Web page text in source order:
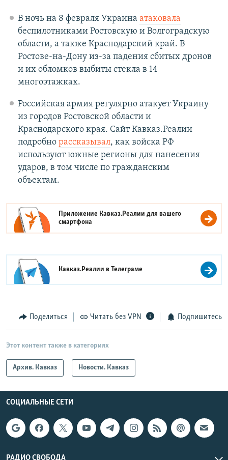
В ночь на 8 февраля Украина атаковала
беспилотниками Ростовскую и Волгоградскую
области, а также Краснодарский край. В
Ростове-на-Дону из-за падения сбитых дронов
и их обломков выбиты стекла в 14
многоэтажках.
Российская армия регулярно атакует Украину
из городов Ростовской области и
Краснодарского края. Сайт Кавказ.Реалии
подробно рассказывал, как войска РФ
используют южные регионы для нанесения
ударов, в том числе по гражданским
объектам.
Приложение Кавказ.Реалии для вашего
смартфона
Кавказ.Реалии вТелеграме
Поделиться Читать без VPN Подпишитесь
Этот контент также в категориях
Архив. Кавказ Новости. Кавказ
СОЦИАЛЬНЫЕ СЕТИ
РАДИО СВОБОДА